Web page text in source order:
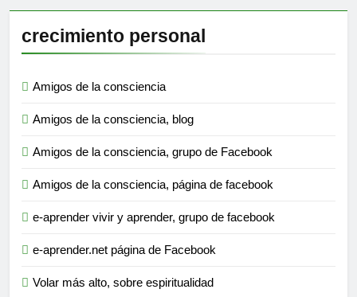
crecimiento personal
Amigos de la consciencia
Amigos de la consciencia, blog
Amigos de la consciencia, grupo de Facebook
Amigos de la consciencia, página de facebook
e-aprender vivir y aprender, grupo de facebook
e-aprender.net página de Facebook
Volar más alto, sobre espiritualidad